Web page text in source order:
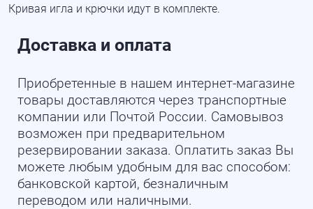
Кривая игла и крючки идут в комплекте.
Доставка и оплата
Приобретенные в нашем интернет-магазине
товары доставляются через транспортные
компании или Почтой России. Самовывоз
возможен при предварительном
резервировании заказа. Оплатить заказ Вы
можете любым удобным для вас способом:
банковской картой, безналичным
переводом или наличными.